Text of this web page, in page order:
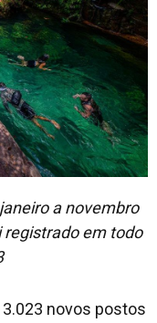
a novembro
registrado em todo
novos postos